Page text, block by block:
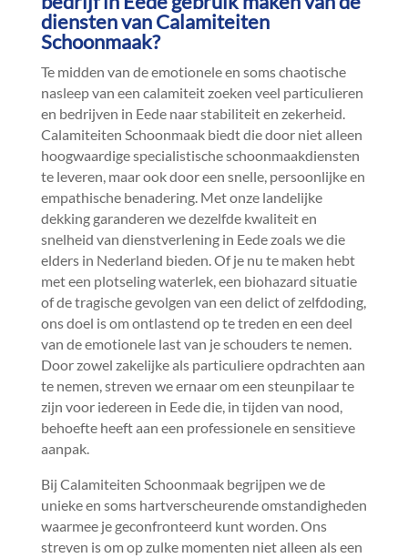
diensten van Calamiteiten
Schoonmaak?
Te midden van de emotionele en soms chaotische
nasleep van een calamiteit zoeken veel particulieren
en bedrijven in Eede naar stabiliteit en zekerheid.​
Calamiteiten Schoonmaak biedt die door niet alleen
hoogwaardige specialistische schoonmaakdiensten
te leveren, maar ook door een snelle, persoonlijke en
empathische benadering.​ Met onze landelijke
dekking garanderen we dezelfde kwaliteit en
snelheid van dienstverlening in Eede zoals we die
elders in Nederland bieden.​ Of je nu te maken hebt
met een plotseling waterlek, een biohazard situatie
of de tragische gevolgen van een delict of zelfdoding,
ons doel is om ontlastend op te treden en een deel
van de emotionele last van je schouders te nemen.​
Door zowel zakelijke als particuliere opdrachten aan
te nemen, streven we ernaar om een steunpilaar te
zijn voor iedereen in Eede die, in tijden van nood,
behoefte heeft aan een professionele en sensitieve
aanpak.​
Bij Calamiteiten Schoonmaak begrijpen we de
unieke en soms hartverscheurende omstandigheden
waarmee je geconfronteerd kunt worden.​ Ons
streven is om op zulke momenten niet alleen als een